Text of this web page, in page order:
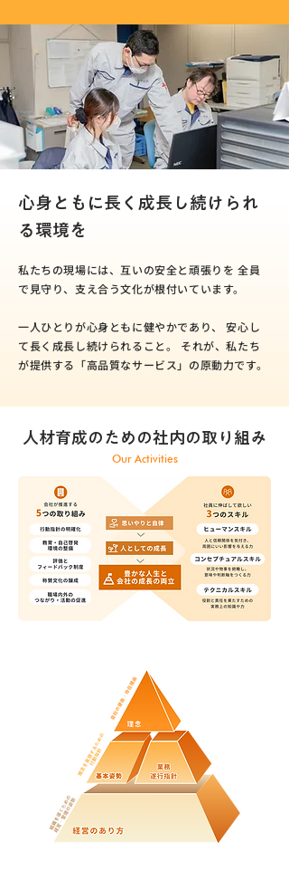
心身ともに長く成長し続けられ
る環境を
私たちの現場には、互いの安全と頑張りを 全員
で見守り、支え合う文化が根付いています。
一人ひとりが心身ともに健やかであり、 安心し
て長く成長し続けられること。 それが、私たち
が提供する「高品質なサービス」の原動力です。
人材育成のための社内の取り組み
Our Activities